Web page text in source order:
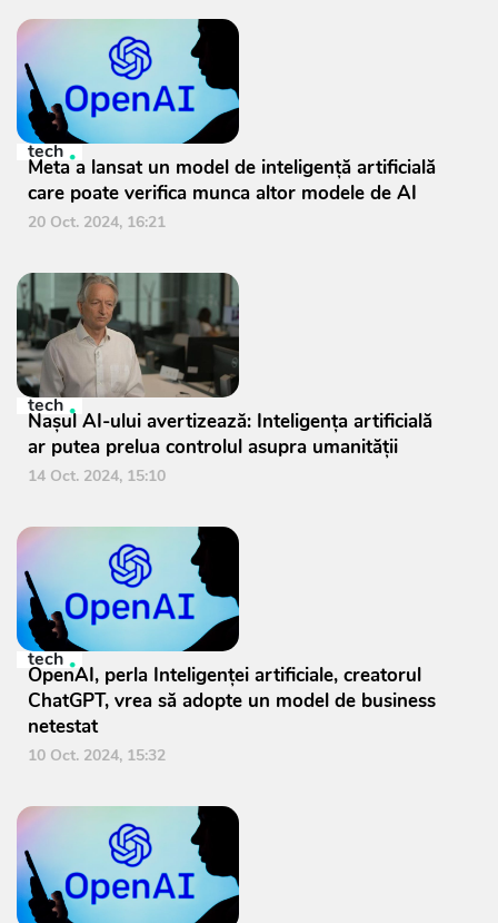
tech
Meta a lansat un model de inteligenţă artificială
care poate verifica munca altor modele de AI
20 Oct. 2024, 16:21
tech
Nașul AI-ului avertizează: Inteligența artificială
ar putea prelua controlul asupra umanității
14 Oct. 2024, 15:10
tech
OpenAI, perla Inteligenţei artificiale, creatorul
ChatGPT, vrea să adopte un model de business
netestat
10 Oct. 2024, 15:32